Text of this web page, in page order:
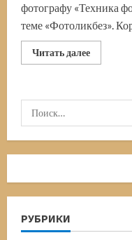
фотографу «Техника
теме «Фотоликбез».
Читать далееПрочитать
больше
Техника
ISO
Найти:
РУБРИКИ